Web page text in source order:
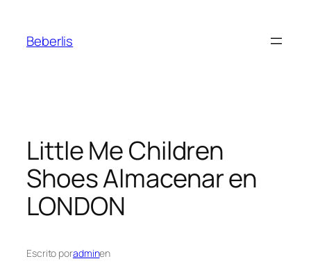
Beberlis
Little Me Children
ShoesAlmacenar en
LONDON
Escrito poradminen